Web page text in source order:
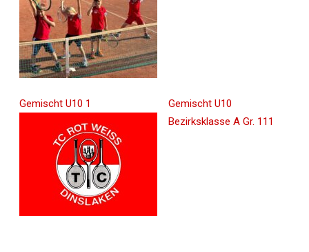
Gemischt U10 1
Gemischt U10
Bezirksklasse A Gr. 111